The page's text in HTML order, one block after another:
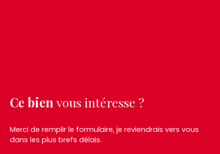
Ce bien vous intéresse ?
Merci de remplir le formulaire, je reviendrais vers vous
dans les plus brefs délais.